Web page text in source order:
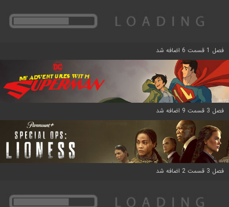
فصل 1 قسمت 6 اضافه شد
فصل 3 قسمت 9 اضافه شد
فصل 3 قسمت 2 اضافه شد